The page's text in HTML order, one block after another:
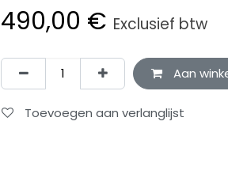
490,00 € Exclusief btw
Aan
Toevoegen aan verlanglijst